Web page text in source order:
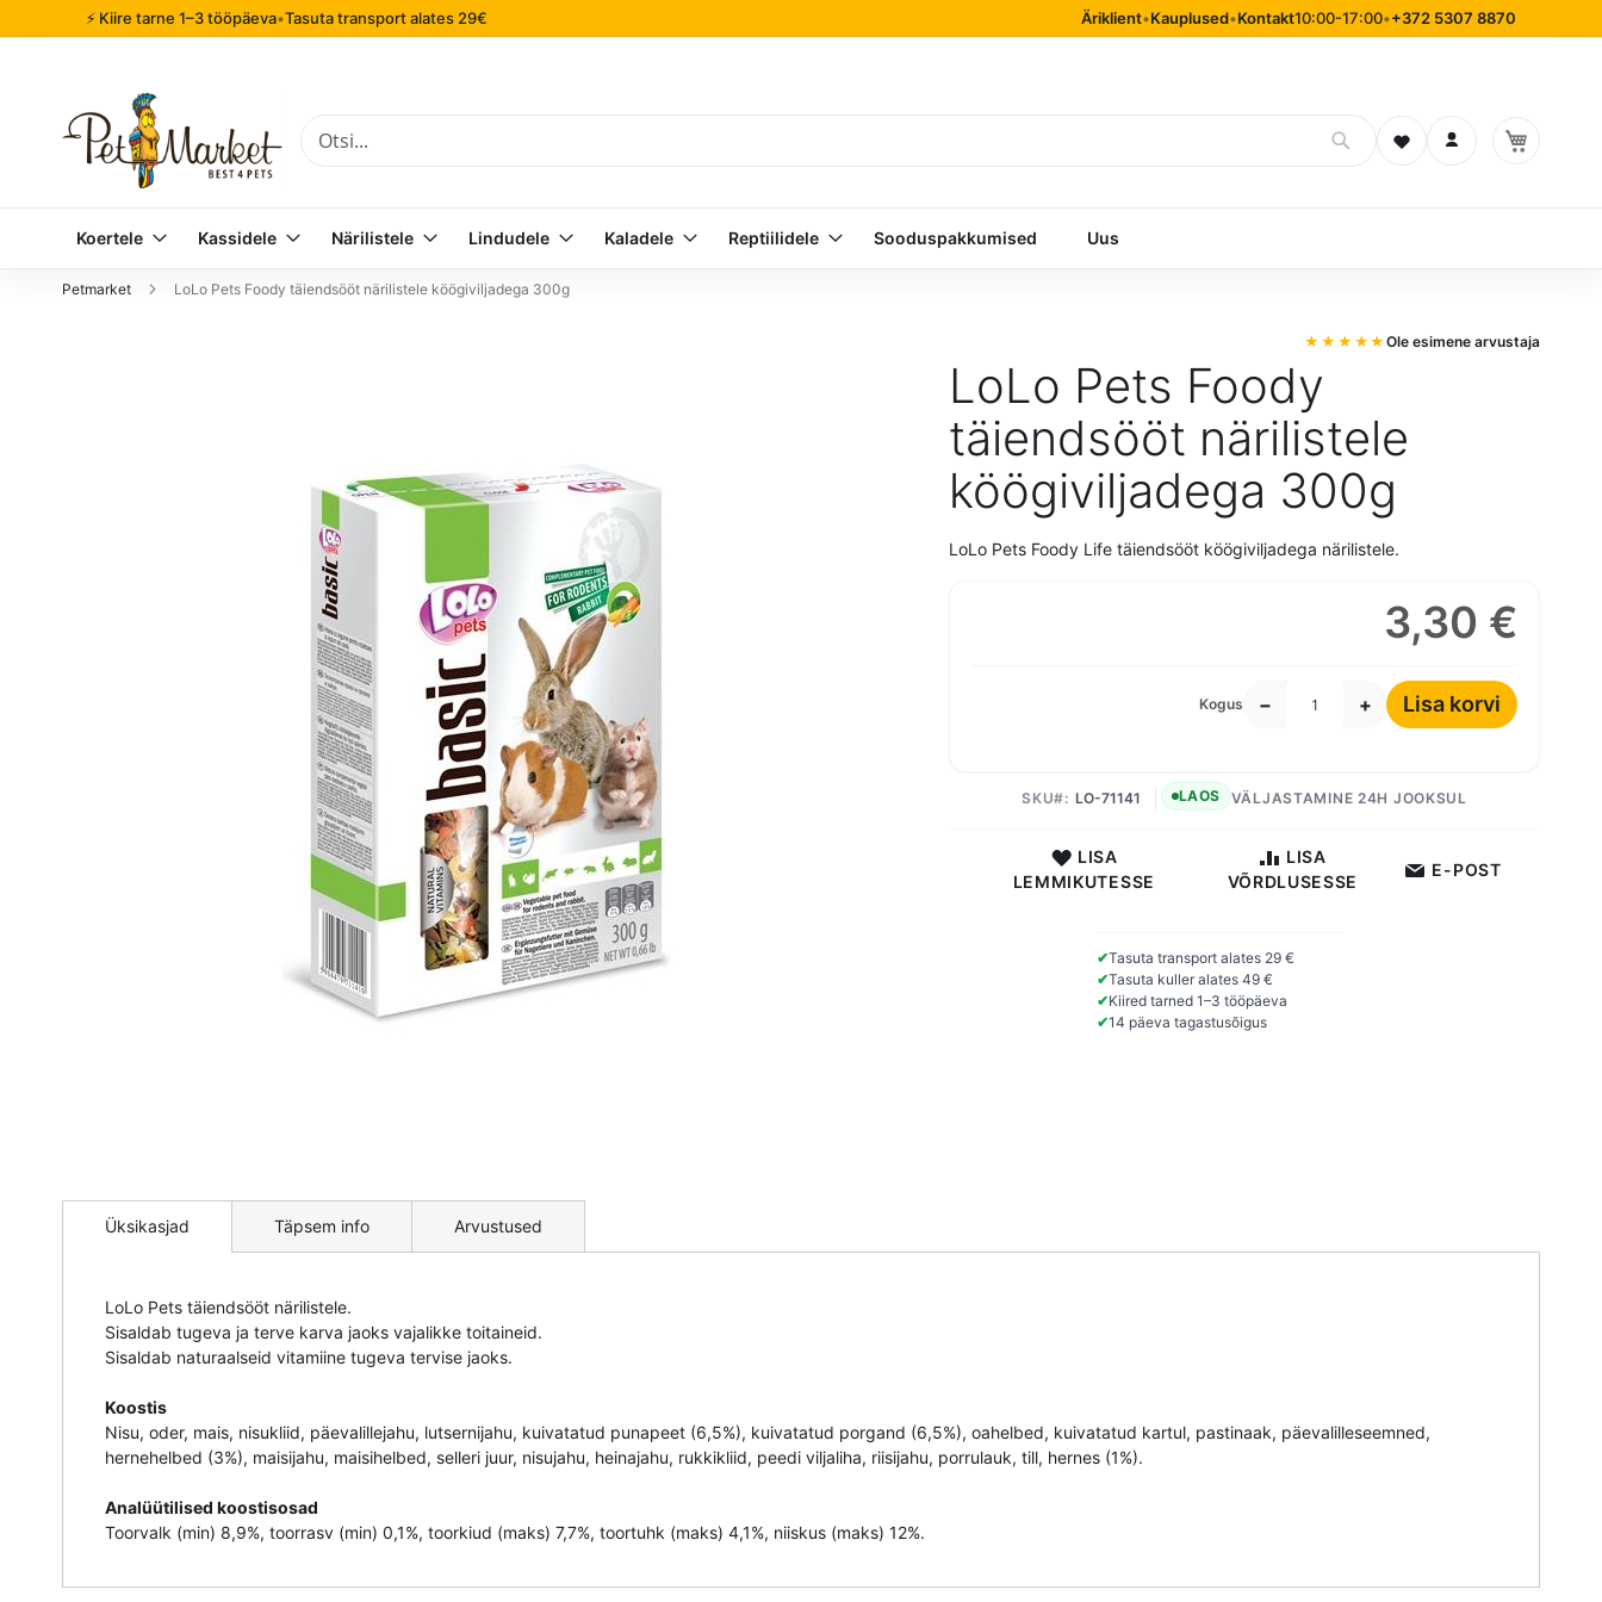
⚡ Kiire tarne 1–3 tööpäeva•Tasuta transport alates 29€ Äriklient•Kauplused•Kontakt10:00-17:00•+372 5307 8870
Otsi Soovinimekiri
Logi sisse
Koertele Kassidele Närilistele Lindudele Kaladele Reptiilidele Sooduspakkumised Uus
Petmarket LoLo Pets Foody täiendsööt närilistele köögiviljadega 300g
LoLo Pets Foody
täiendsööt närilistele
köögiviljadega 300g
Ole esimene arvustaja
LoLo Pets Foody Life täiendsööt köögiviljadega närilistele.
3,30 €
Kogus − + Lisa korvi
VÄLJASTAMINE 24H JOOKSUL
SKU LO-71141 LAOS
LISA
LEMMIKUTESSE
LISA
VÕRDLUSESSE
E-POST
✔Tasuta transport alates 29 €
✔Tasuta kuller alates 49 €
✔Kiired tarned 1–3 tööpäeva
✔14 päeva tagastusõigus
pildigalerii
algusesseÜksikasjad
LoLo Pets täiendsööt närilistele.
Sisaldab tugeva ja terve karva jaoks vajalikke toitaineid.
Sisaldab naturaalseid vitamiine tugeva tervise jaoks.
Koostis
Nisu, oder, mais, nisukliid, päevalillejahu, lutsernijahu, kuivatatud punapeet (6,5%), kuivatatud porgand (6,5%), oahelbed, kuivatatud kartul, pastinaak, päevalilleseemned,
hernehelbed (3%), maisijahu, maisihelbed, selleri juur, nisujahu, heinajahu, rukkikliid, peedi viljaliha, riisijahu, porrulauk, till, hernes (1%).
Analüütilised koostisosad
Toorvalk (min) 8,9%, toorrasv (min) 0,1%, toorkiud (maks) 7,7%, toortuhk (maks) 4,1%, niiskus (maks) 12%.
Täpsem info Arvustused